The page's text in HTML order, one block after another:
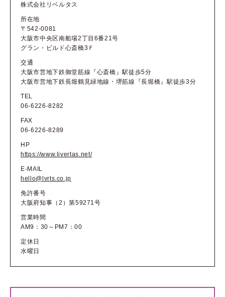
株式会社リベルタス
所在地
〒542-0081
大阪市中央区南船場2丁目6番21号
グラン・ビルド心斎橋3Ｆ
交通
大阪市営地下鉄御堂筋線『心斎橋』駅徒歩5分
大阪市営地下鉄長堀鶴見緑地線・堺筋線『長堀橋』駅徒歩3分
TEL
06-6226-8282
FAX
06-6226-8289
HP
https://www.livertas.net/
E-MAIL
hello@lvrts.co.jp
免許番号
大阪府知事（2）第59271号
営業時間
AM9：30～PM7：00
定休日
水曜日